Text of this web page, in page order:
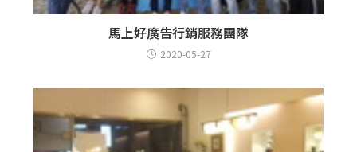
馬上好廣告行銷服務團隊
2020-05-27